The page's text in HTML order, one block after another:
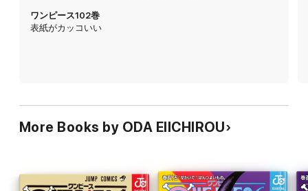
ワンピース102巻
表紙がカッコいい
More Books by ODA EIICHIROU